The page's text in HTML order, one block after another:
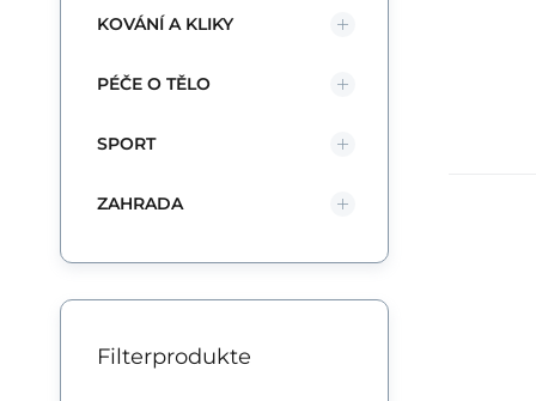
KOVÁNÍ A KLIKY
PÉČE O TĚLO
SPORT
ZAHRADA
Filterprodukte